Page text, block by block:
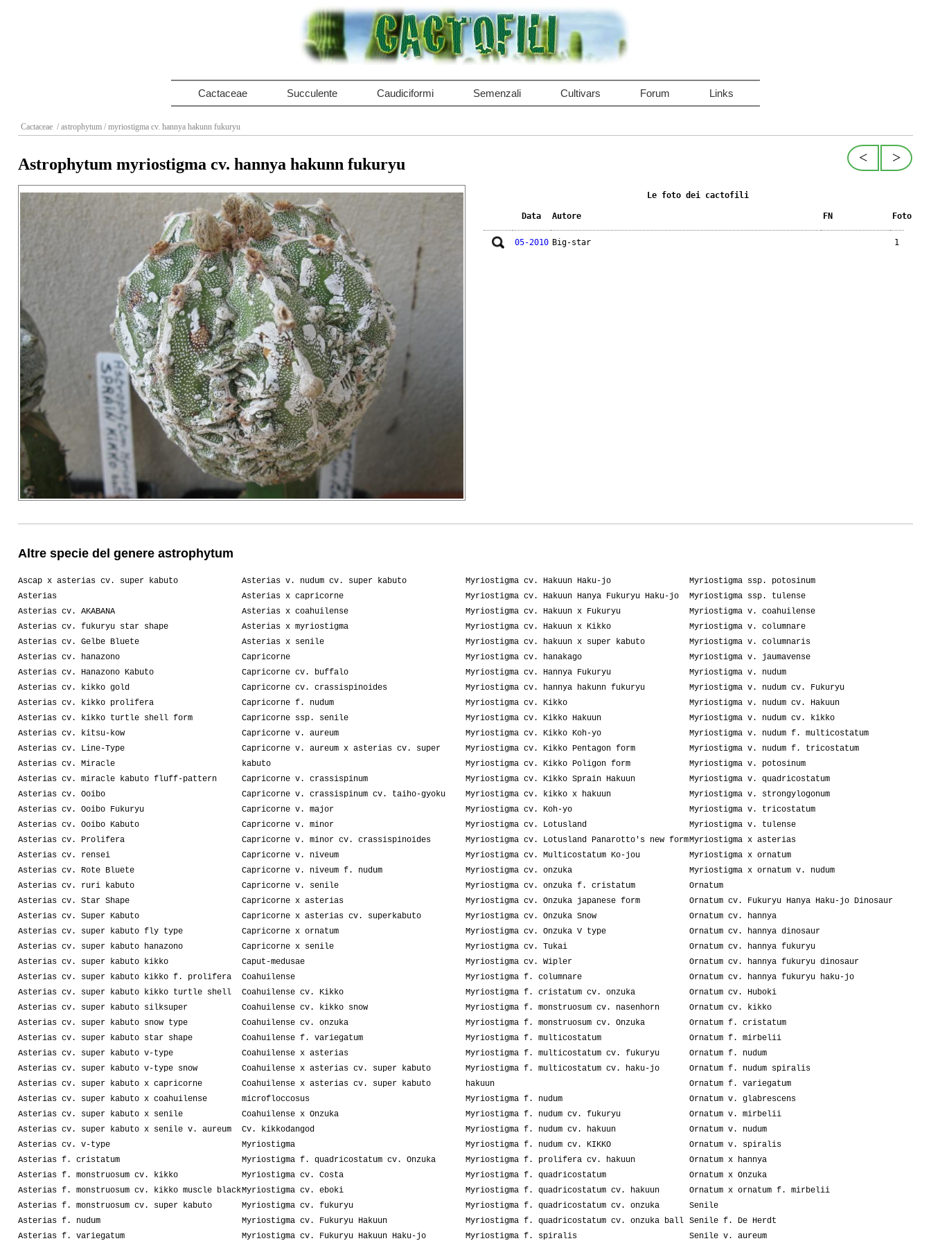
Cactaceae Succulente Caudiciformi Semenzali Cultivars Forum Links
Cactaceae / astrophytum / myriostigma cv. hannya hakunn fukuryu
>
<
Astrophytum myriostigma cv. hannya hakunn fukuryu
Le foto dei cactofili
Data Autore FN Foto
05-2010 Big-star 1
Altre specie del genere astrophytum
Ascap x asterias cv. super kabuto
Asterias
Asterias cv. AKABANA
Asterias cv. fukuryu star shape
Asterias cv. Gelbe Bluete
Asterias cv. hanazono
Asterias cv. Hanazono Kabuto
Asterias cv. kikko gold
Asterias cv. kikko prolifera
Asterias cv. kikko turtle shell form
Asterias cv. kitsu-kow
Asterias cv. Line-Type
Asterias cv. Miracle
Asterias cv. miracle kabuto fluff-pattern
Asterias cv. Ooibo
Asterias cv. Ooibo Fukuryu
Asterias cv. Ooibo Kabuto
Asterias cv. Prolifera
Asterias cv. rensei
Asterias cv. Rote Bluete
Asterias cv. ruri kabuto
Asterias cv. Star Shape
Asterias cv. Super Kabuto
Asterias cv. super kabuto fly type
Asterias cv. super kabuto hanazono
Asterias cv. super kabuto kikko
Asterias cv. super kabuto kikko f. prolifera
Asterias cv. super kabuto kikko turtle shell
Asterias cv. super kabuto silksuper
Asterias cv. super kabuto snow type
Asterias cv. super kabuto star shape
Asterias cv. super kabuto v-type
Asterias cv. super kabuto v-type snow
Asterias cv. super kabuto x capricorne
Asterias cv. super kabuto x coahuilense
Asterias cv. super kabuto x senile
Asterias cv. super kabuto x senile v. aureum
Asterias cv. v-type
Asterias f. cristatum
Asterias f. monstruosum cv. kikko
Asterias f. monstruosum cv. kikko muscle black
Asterias f. monstruosum cv. super kabuto
Asterias f. nudum
Asterias f. variegatum
Asterias v. nudum cv. super kabuto
Asterias x capricorne
Asterias x coahuilense
Asterias x myriostigma
Asterias x senile
Capricorne
Capricorne cv. buffalo
Capricorne cv. crassispinoides
Capricorne f. nudum
Capricorne ssp. senile
Capricorne v. aureum
Capricorne v. aureum x asterias cv. super
kabuto
Capricorne v. crassispinum
Capricorne v. crassispinum cv. taiho-gyoku
Capricorne v. major
Capricorne v. minor
Capricorne v. minor cv. crassispinoides
Capricorne v. niveum
Capricorne v. niveum f. nudum
Capricorne v. senile
Capricorne x asterias
Capricorne x asterias cv. superkabuto
Capricorne x ornatum
Capricorne x senile
Caput-medusae
Coahuilense
Coahuilense cv. Kikko
Coahuilense cv. kikko snow
Coahuilense cv. onzuka
Coahuilense f. variegatum
Coahuilense x asterias
Coahuilense x asterias cv. super kabuto
Coahuilense x asterias cv. super kabuto
microfloccosus
Coahuilense x Onzuka
Cv. kikkodangod
Myriostigma
Myriostigma f. quadricostatum cv. Onzuka
Myriostigma cv. Costa
Myriostigma cv. eboki
Myriostigma cv. fukuryu
Myriostigma cv. Fukuryu Hakuun
Myriostigma cv. Fukuryu Hakuun Haku-jo
Myriostigma cv. Hakuun Haku-jo
Myriostigma cv. Hakuun Hanya Fukuryu Haku-jo
Myriostigma cv. Hakuun x Fukuryu
Myriostigma cv. Hakuun x Kikko
Myriostigma cv. hakuun x super kabuto
Myriostigma cv. hanakago
Myriostigma cv. Hannya Fukuryu
Myriostigma cv. hannya hakunn fukuryu
Myriostigma cv. Kikko
Myriostigma cv. Kikko Hakuun
Myriostigma cv. Kikko Koh-yo
Myriostigma cv. Kikko Pentagon form
Myriostigma cv. Kikko Poligon form
Myriostigma cv. Kikko Sprain Hakuun
Myriostigma cv. kikko x hakuun
Myriostigma cv. Koh-yo
Myriostigma cv. Lotusland
Myriostigma cv. Lotusland Panarotto's new form
Myriostigma cv. Multicostatum Ko-jou
Myriostigma cv. onzuka
Myriostigma cv. onzuka f. cristatum
Myriostigma cv. Onzuka japanese form
Myriostigma cv. Onzuka Snow
Myriostigma cv. Onzuka V type
Myriostigma cv. Tukai
Myriostigma cv. Wipler
Myriostigma f. columnare
Myriostigma f. cristatum cv. onzuka
Myriostigma f. monstruosum cv. nasenhorn
Myriostigma f. monstruosum cv. Onzuka
Myriostigma f. multicostatum
Myriostigma f. multicostatum cv. fukuryu
Myriostigma f. multicostatum cv. haku-jo
hakuun
Myriostigma f. nudum
Myriostigma f. nudum cv. fukuryu
Myriostigma f. nudum cv. hakuun
Myriostigma f. nudum cv. KIKKO
Myriostigma f. prolifera cv. hakuun
Myriostigma f. quadricostatum
Myriostigma f. quadricostatum cv. hakuun
Myriostigma f. quadricostatum cv. onzuka
Myriostigma f. quadricostatum cv. onzuka ball
Myriostigma f. spiralis
Myriostigma ssp. potosinum
Myriostigma ssp. tulense
Myriostigma v. coahuilense
Myriostigma v. columnare
Myriostigma v. columnaris
Myriostigma v. jaumavense
Myriostigma v. nudum
Myriostigma v. nudum cv. Fukuryu
Myriostigma v. nudum cv. Hakuun
Myriostigma v. nudum cv. kikko
Myriostigma v. nudum f. multicostatum
Myriostigma v. nudum f. tricostatum
Myriostigma v. potosinum
Myriostigma v. quadricostatum
Myriostigma v. strongylogonum
Myriostigma v. tricostatum
Myriostigma v. tulense
Myriostigma x asterias
Myriostigma x ornatum
Myriostigma x ornatum v. nudum
Ornatum
Ornatum cv. Fukuryu Hanya Haku-jo Dinosaur
Ornatum cv. hannya
Ornatum cv. hannya dinosaur
Ornatum cv. hannya fukuryu
Ornatum cv. hannya fukuryu dinosaur
Ornatum cv. hannya fukuryu haku-jo
Ornatum cv. Huboki
Ornatum cv. kikko
Ornatum f. cristatum
Ornatum f. mirbelii
Ornatum f. nudum
Ornatum f. nudum spiralis
Ornatum f. variegatum
Ornatum v. glabrescens
Ornatum v. mirbelii
Ornatum v. nudum
Ornatum v. spiralis
Ornatum x hannya
Ornatum x Onzuka
Ornatum x ornatum f. mirbelii
Senile
Senile f. De Herdt
Senile v. aureum